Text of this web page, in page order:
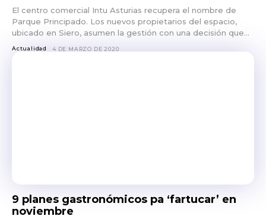
El centro comercial Intu Asturias recupera el nombre de
Parque Principado. Los nuevos propietarios del espacio,
ubicado en Siero, asumen la gestión con una decisión que...
Actualidad 4 DE MARZO DE 2020
9 planes gastronómicos pa ‘fartucar’ en
noviembre